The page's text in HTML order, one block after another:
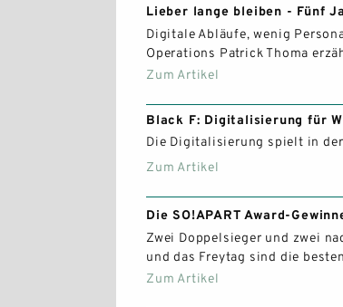
Lieber lange bleiben - Fünf
Digitale Abläufe, wenig
Operations Patrick Thoma
Zum Artikel
Black F: Digitalisierung für
Die Digitalisierung spielt in
Zum Artikel
Die SO!APART Award-
Zwei Doppelsieger und zwei
und das Freytag sind die
Zum Artikel